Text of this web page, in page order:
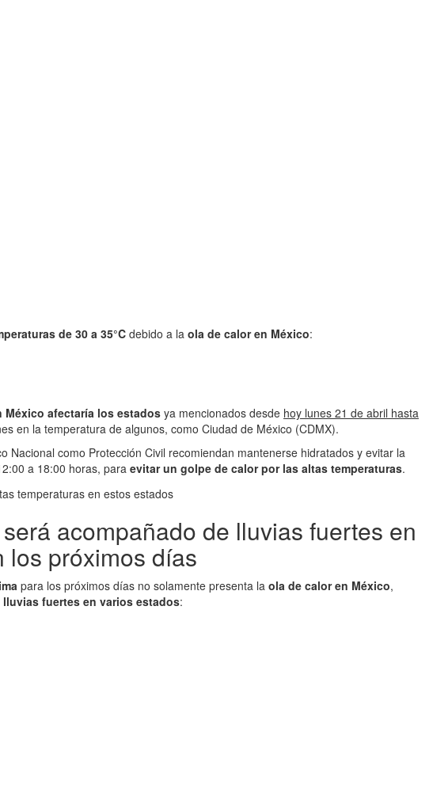
de 30 a 35°C debido a la ola de calor en México:
México afectaría los estados ya mencionados desde hoy lunes 21 de abril hasta
en la temperatura de algunos, como Ciudad de México (CDMX).
Nacional como Protección Civil recomiendan mantenerse hidratados y evitar la
a 18:00 horas, para evitar un golpe de calor por las altas temperaturas.
acompañado de lluvias fuertes en
los próximos días
para los próximos días no solamente presenta la ola de calor en México,
lluvias fuertes en varios estados: